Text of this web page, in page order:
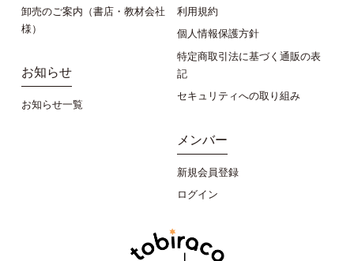
卸売のご案内（書店・教材会社
様）
お知らせ
お知らせ一覧
利用規約
個人情報保護方針
特定商取引法に基づく通販の表
記
セキュリティへの取り組み
メンバー
新規会員登録
ログイン